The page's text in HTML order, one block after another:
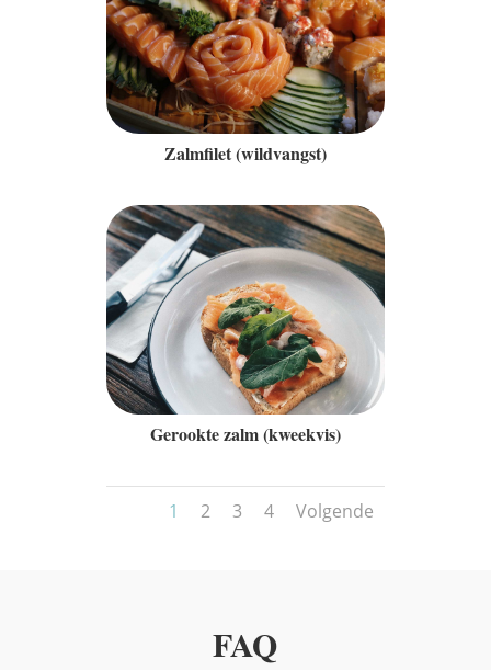
Zalmfilet (wildvangst)
Gerookte zalm (kweekvis)
1 2 3 4 Volgende
FAQ